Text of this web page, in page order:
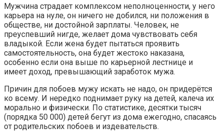
Мужчина страдает комплексом неполноценности, у него
карьера на нуле, он ничего не добился, ни положения в
обществе, ни достойной зарплаты. Человек, не
преуспевший нигде, желает дома чувствовать себя
владыкой. Если жена будет пытаться проявить
самостоятельность, она будет жестоко наказана,
особенно если она выше по карьерной лестнице и
имеет доход, превышающий заработок мужа.
Причин для побоев мужу искать не надо, он придерётся
ко всему. И нередко поднимает руку на детей, калеча их
морально и физически. По статистике, десятки тысяч
(порядка 50 000) детей бегут из дома ежегодно, спасаясь
от родительских побоев и издевательств.